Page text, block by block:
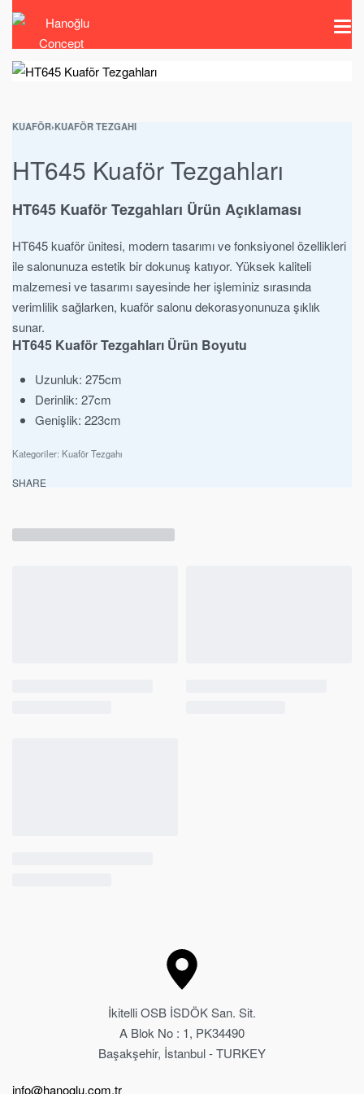
KUAFÖR›KUAFÖR TEZGAHI
HT645 Kuaför Tezgahları
HT645 Kuaför Tezgahları Ürün Açıklaması
HT645 kuaför ünitesi, modern tasarımı ve fonksiyonel özellikleri
ile salonunuza estetik bir dokunuş katıyor. Yüksek kaliteli
malzemesi ve tasarımı sayesinde her işleminiz sırasında
verimlilik sağlarken, kuaför salonu dekorasyonunuza şıklık
sunar.
HT645 Kuaför Tezgahları Ürün Boyutu
Uzunluk: 275cm
Derinlik: 27cm
Genişlik: 223cm
Kategoriler: Kuaför Tezgahı
SHARE
İkitelli OSB İSDÖK San. Sit.
A Blok No : 1, PK34490
Başakşehir, İstanbul - TURKEY
info@hanoglu.com.tr